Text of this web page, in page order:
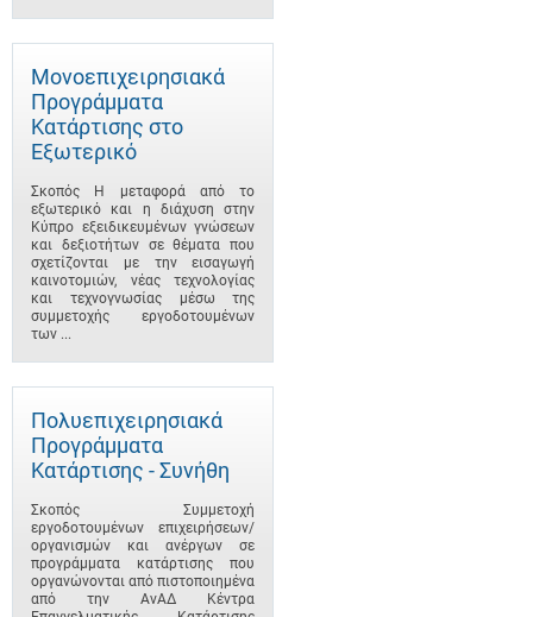
Μονοεπιχειρησιακά
Προγράμματα
Κατάρτισης στο
Εξωτερικό
Σκοπός Η μεταφορά από το
εξωτερικό και η διάχυση στην
Κύπρο εξειδικευμένων γνώσεων
και δεξιοτήτων σε θέματα που
σχετίζονται με την εισαγωγή
καινοτομιών, νέας τεχνολογίας
και τεχνογνωσίας μέσω της
συμμετοχής εργοδοτουμένων
των ...
Πολυεπιχειρησιακά
Προγράμματα
Κατάρτισης - Συνήθη
Σκοπός Συμμετοχή
εργοδοτουμένων επιχειρήσεων/
οργανισμών και ανέργων σε
προγράμματα κατάρτισης που
οργανώνονται από πιστοποιημένα
από την ΑνΑΔ Κέντρα